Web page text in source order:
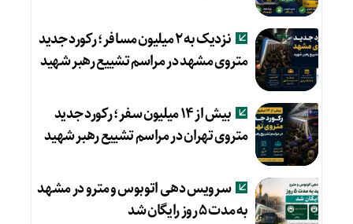
نزدیک به ۲ میلیون مسافر؛ رکورد جدید
متروی مشهد در مراسم تشییع رهبر شهید
بیش از ۱۴ میلیون سفر؛ رکورد جدید
متروی تهران در مراسم تشییع رهبر شهید
سرویس دهی اتوبوس و مترو در مشهد
به مدت ۵ روز رایگان شد